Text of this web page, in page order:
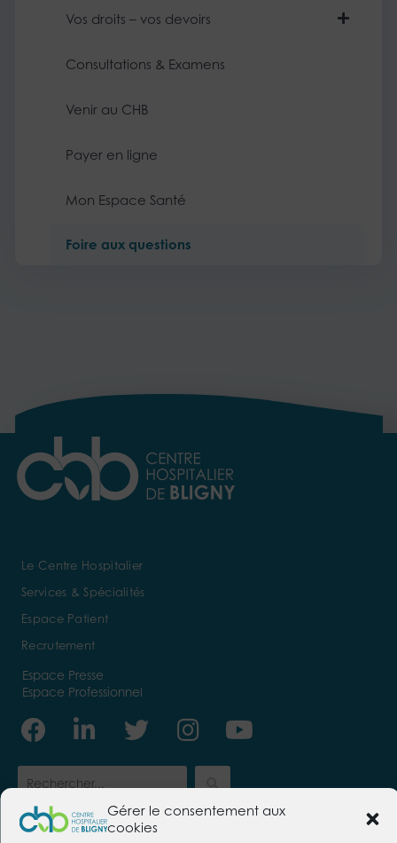
Gérer le consentement aux
cookies
Vos droits – vos devoirs
Consultations & Examens
Venir au CHB
Payer en ligne
Mon Espace Santé
Foire aux questions
Le Centre Hospitalier
Services & Spécialités
Espace Patient
Recrutement
Espace Presse
Espace Professionnel
FacebookLinkedin-
in
TwitterInstagram